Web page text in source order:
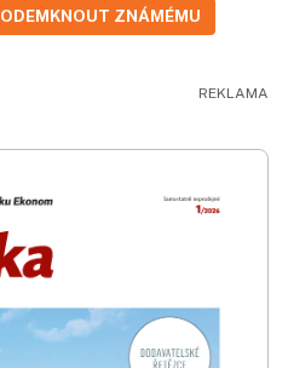
ODEMKNOUT ZNÁMÉMU